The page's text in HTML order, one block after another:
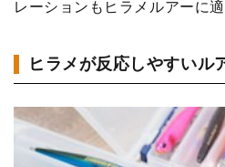
レーションもヒラメルアーに適
ヒラメが反応しやすいル